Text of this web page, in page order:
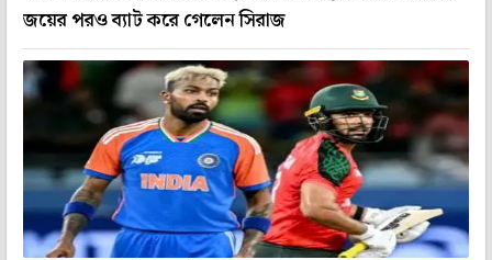
জয়ের পরও ব্যাট করে গেলেন সিরাজ